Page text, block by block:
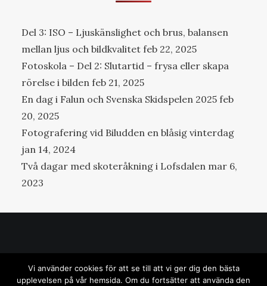
Del 3: ISO – Ljuskänslighet och brus, balansen
mellan ljus och bildkvalitet feb 22, 2025
Fotoskola – Del 2: Slutartid – frysa eller skapa
rörelse i bilden feb 21, 2025
En dag i Falun och Svenska Skidspelen 2025 feb
20, 2025
Fotografering vid Biludden en blåsig vinterdag
jan 14, 2024
Två dagar med skoteråkning i Lofsdalen mar 6,
2023
© 2025 oefoto.se | All rights reserved.
Vi använder cookies för att se till att vi ger dig den bästa
upplevelsen på vår hemsida. Om du fortsätter att använda den